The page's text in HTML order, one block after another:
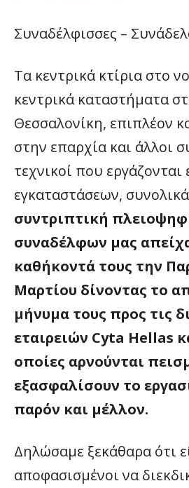
Συναδέλφισσες –
Τα κεντρικά κτίρια στο
κεντρικά καταστήματα
Θεσσαλονίκη, επιπλέον
στην επαρχία και άλλοι
τεχνικοί που εργάζονται
εγκαταστάσεων, συνολικά
συντριπτική
συναδέλφων μας
καθήκοντά τους την
Μαρτίου δίνοντας το
μήνυμα τους προς τις
εταιρειών Cyta Hellas
οποίες αρνούνται
εξασφαλίσουν το
παρόν και μέλλον.
Δηλώσαμε ξεκάθαρα ότι
αποφασισμένοι να